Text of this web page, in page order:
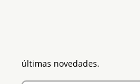
últimas novedades.